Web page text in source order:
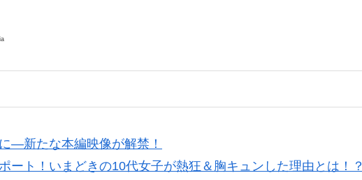
―新たな本編映像が解禁！
ート！いまどきの10代女子が熱狂＆胸キュンした理由とは！？